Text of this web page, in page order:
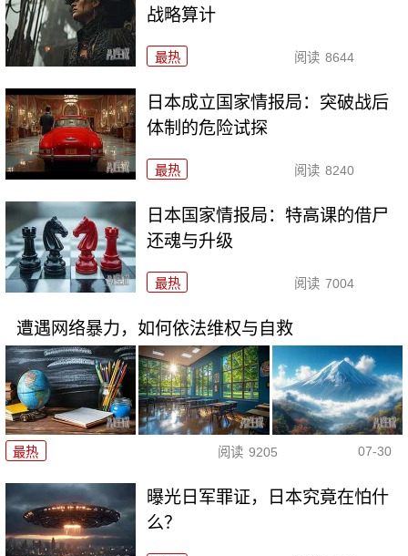
战略算计
最热 阅读 8644
日本成立国家情报局：突破战后
体制的危险试探
最热 阅读 8240
日本国家情报局：特高课的借尸
还魂与升级
最热 阅读 7004
遭遇网络暴力，如何依法维权与自救
最热 阅读 9205 07-30
曝光日军罪证，日本究竟在怕什
么？